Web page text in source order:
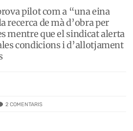
pilot com a “una eina
recerca de mà d’obra per
mentre que el sindicat alerta
condicions i d’allotjament
2 COMENTARIS